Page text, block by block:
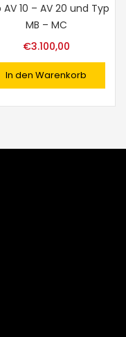
AV 10 – AV 20 und Typ
MB – MC
€3.100,00
In den Warenkorb